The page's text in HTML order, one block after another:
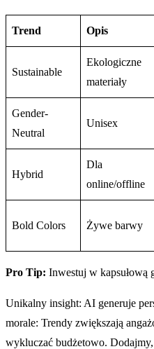
Trend Opis
Sustainable
Ekologiczne
materiały
Gender-
Neutral
Unisex
Hybrid
Dla
online/offline
Bold Colors Żywe barwy
Pro Tip: Inwestuj w kapsułową
Unikalny insight: AI generuje
morale: Trendy zwiększają
wykluczać budżetowo.